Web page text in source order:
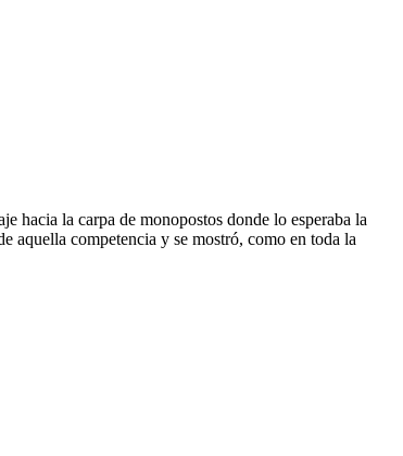
la carpa de monopostos donde lo esperaba la
aquella competencia y se mostró, como en toda la